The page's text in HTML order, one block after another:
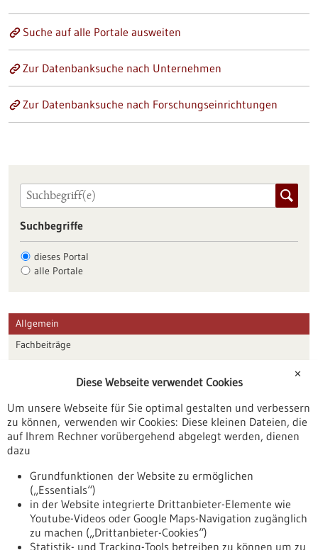
Suche auf alle Portale ausweiten
Zur Datenbanksuche nach Unternehmen
Zur Datenbanksuche nach Forschungseinrichtungen
Suchbegriffe
dieses Portal
alle Portale
Allgemein
Fachbeiträge
Veranstaltungen
Erscheinungsdatum
✕
Diese Webseite verwendet Cookies
Um unsere Webseite für Sie optimal gestalten und verbessern
zu können, verwenden wir Cookies: Diese kleinen Dateien, die
auf Ihrem Rechner vorübergehend abgelegt werden, dienen
dazu
Grundfunktionen der Website zu ermöglichen
(„Essentials“)
in der Website integrierte Drittanbieter-Elemente wie
Youtube-Videos oder Google Maps-Navigation zugänglich
zu machen („Drittanbieter-Cookies“)
Statistik- und Tracking-Tools betreiben zu können um zu